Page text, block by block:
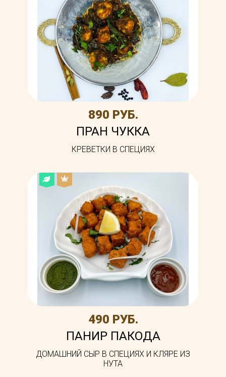
890 РУБ.
ПРАН ЧУККА
КРЕВЕТКИ В СПЕЦИЯХ
490 РУБ.
ПАНИР ПАКОДА
ДОМАШНИЙ СЫР В СПЕЦИЯХ И КЛЯРЕ ИЗ
НУТА